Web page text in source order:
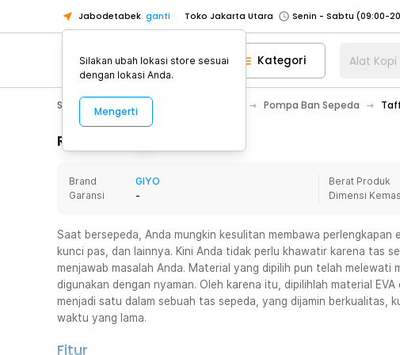
Jabodetabek ganti Toko Jakarta Utara
Toko Tangerang
Toko Cikupa
Pick n Go Jakarta Barat
Senin - Jumat
Pick n Go Bekasi
Senin - Jumat (08:00 -
Senin - Jumat (08:00 -
Senin - Sabtu (09:00-
Senin - Sabtu (09:00-
Toko Tangerang
Toko Cikupa
Pick n Go Jakarta Barat
Senin - Jumat
Pick n Go Bekasi
Senin - Jumat (08:00 -
Kategori Alat Kopi
Sport & Outdoor Pompa Ban Sepeda
Rincian Produk
Brand
GIYO
Garansi
-
Berat Produk
Dimensi
Saat bersepeda, Anda mungkin kesulitan membawa perlengkapan
kunci pas, dan lainnya. Kini Anda tidak perlu khawatir karena tas
menjawab masalah Anda. Material yang dipilih pun telah melewati
digunakan dengan nyaman. Oleh karena itu, dipilihlah material
menjadi satu dalam sebuah tas sepeda, yang dijamin berkualitas,
waktu yang lama.
Fitur
Silakan ubah lokasi store sesuai
dengan lokasi Anda.
Mengerti